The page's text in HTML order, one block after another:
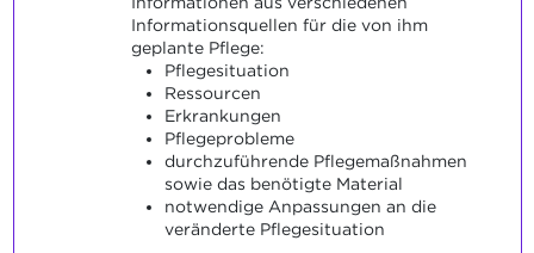
Informationsquellen für die von ihm
geplante Pflege:
Pflegesituation
Ressourcen
Erkrankungen
Pflegeprobleme
durchzuführende Pflegemaßnahmen
sowie das benötigte Material
notwendige Anpassungen an die
veränderte Pflegesituation